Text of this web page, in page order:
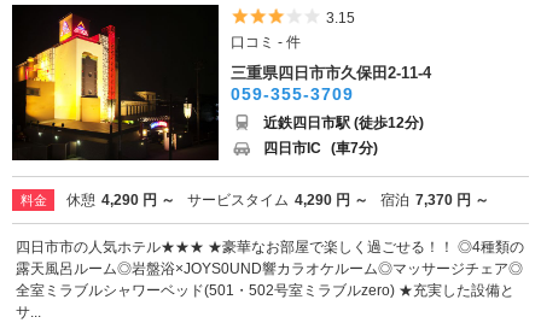
5つ星のうち3
3.15
口コミ - 件
三重県四日市市久保田2-11-4
059-355-3709
近鉄四日市駅 (徒歩12分)
四日市IC (車7分)
料金 休憩 4,290 円 ～ サービスタイム 4,290 円 ～ 宿泊 7,370 円 ～
四日市市の人気ホテル★★★ ★豪華なお部屋で楽しく過ごせる！！ ◎4種類の
露天風呂ルーム◎岩盤浴×JOYS0UND響カラオケルーム◎マッサージチェア◎
全室ミラブルシャワーベッド(501・502号室ミラブルzero) ★充実した設備と
サ...